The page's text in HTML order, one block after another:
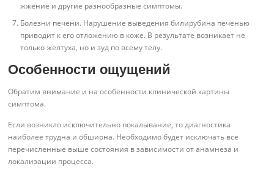
жжение и другие разнообразные симптомы.
Болезни печени. Нарушение выведения билирубина печенью
приводит к его отложению в коже. В результате возникает не
только желтуха, но и зуд по всему телу.
Особенности ощущений
Обратим внимание и на особенности клинической картины
симптома.
Если возникло исключительно покалывание, то диагностика
наиболее трудна и обширна. Необходимо будет исключать все
перечисленные выше состояния в зависимости от анамнеза и
локализации процесса.